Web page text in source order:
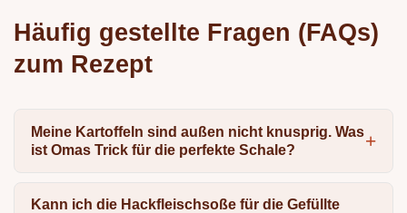
Häufig gestellte Fragen (FAQs)
zum Rezept
Meine Kartoffeln sind außen nicht knusprig. Was
ist Omas Trick für die perfekte Schale?
Kann ich die Hackfleischsoße für die Gefüllte